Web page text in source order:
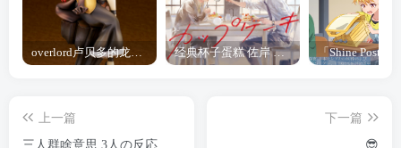
overlord卢贝多的龙王谁厉害 「Overlord」露普斯蕾琪娜·贝塔手办开订 经典杯子蛋糕 佐岸 漫画「经典杯子蛋糕」宣布真人日剧化
上一篇
三人群啥意思 3人の反応
下一篇
😎